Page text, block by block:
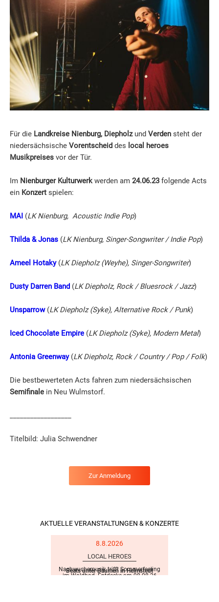
Für die Landkreise Nienburg, Diepholzund Verden steht der
niedersächsische Vorentscheid des local heroes
Musikpreises vor der Tür.
Im Nienburger Kulturwerk werden am 24.06.23 folgende Acts
ein Konzert spielen:
MAI (LK Nienburg, Acoustic Indie Pop)
Thilda & Jonas (LK Nienburg, Singer-Songwriter / Indie Pop)
Ameel Hotaky(LK Diepholz (Weyhe), Singer-Songwriter)
Dusty Darren Band (LK Diepholz, Rock / Bluesrock / Jazz)
Unsparrow(LK Diepholz (Syke), Alternative Rock / Punk)
Iced Chocolate Empire (LK Diepholz (Syke), Modern Metal)
Antonia Greenway(LK Diepholz, Rock / Country / Pop / Folk)
Die bestbewerteten Acts fahren zum niedersächsischen
Semifinale in Neu Wulmstorf.
Titelbild: Julia Schwendner
Zur Anmeldung
AKTUELLE VERANSTALTUNGEN & KONZERTE
8.8.2026
LOCAL HEROES
Beats unter Bäumen in Helmstedt
Nachwuchsmusik trifft Sommerfeeling
im Waldbad. Entdecke am 08.08.26